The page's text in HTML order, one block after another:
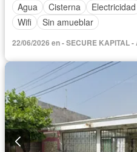
Agua
Cisterna Electricidad
Wifi
Sin amueblar
22/06/2026 en - SECURE KAPITAL